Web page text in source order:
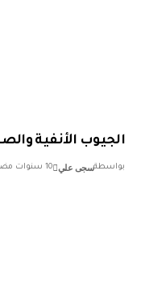
الأنفية والصداع
سجى علي 10 سنوات مضت